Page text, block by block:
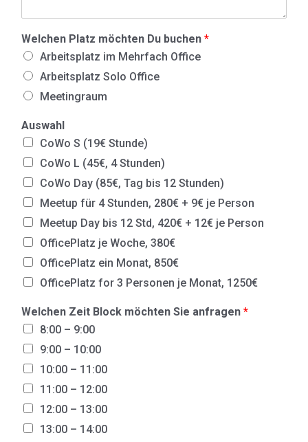
Welchen Platz möchten Du buchen *
Arbeitsplatz im Mehrfach Office
Arbeitsplatz Solo Office
Meetingraum
Auswahl
CoWo S (19€ Stunde)
CoWo L (45€, 4 Stunden)
CoWo Day (85€, Tag bis 12 Stunden)
Meetup für 4 Stunden, 280€ + 9€ je Person
Meetup Day bis 12 Std, 420€ + 12€ je Person
OfficePlatz je Woche, 380€
OfficePlatz ein Monat, 850€
OfficePlatz for 3 Personen je Monat, 1250€
Welchen Zeit Block möchten Sie anfragen *
8:00 – 9:00
9:00 – 10:00
10:00 – 11:00
11:00 – 12:00
12:00 – 13:00
13:00 – 14:00